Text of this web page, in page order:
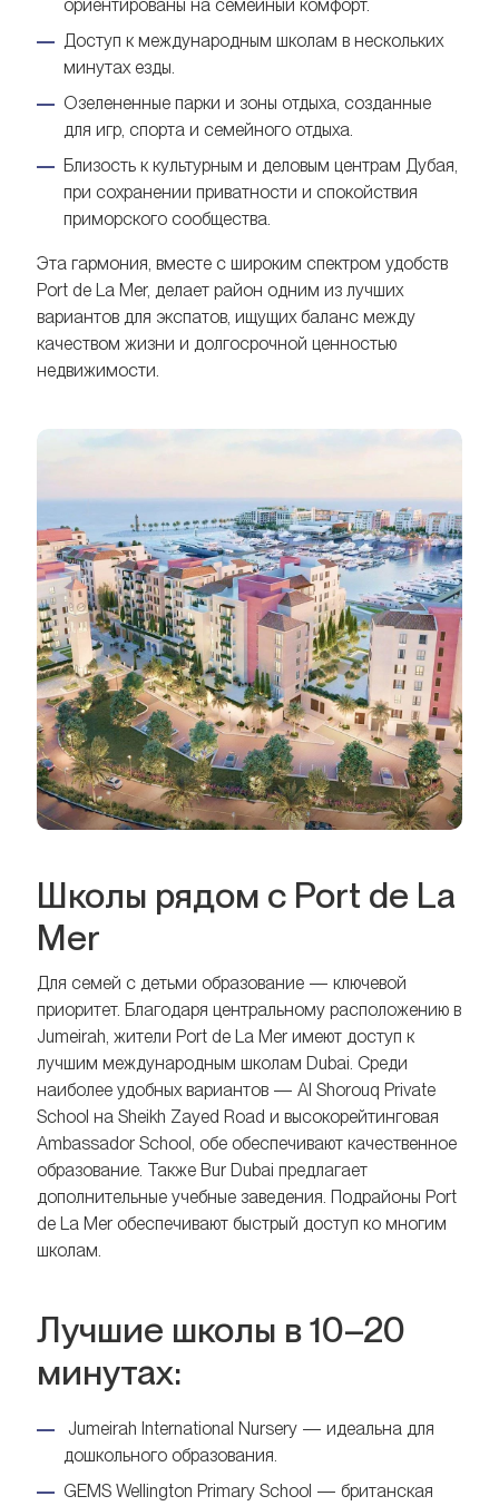
ориентированы на семейный комфорт.
Доступ к международным школам в нескольких
минутах езды.
Озелененные парки и зоны отдыха, созданные
для игр, спорта и семейного отдыха.
Близость к культурным и деловым центрам Дубая,
при сохранении приватности и спокойствия
приморского сообщества.
Эта гармония, вместе с широким спектром удобств
Port de La Mer, делает район одним из лучших
вариантов для экспатов, ищущих баланс между
качеством жизни и долгосрочной ценностью
недвижимости.
Школы рядом с Port de La
Mer
Для семей с детьми образование — ключевой
приоритет. Благодаря центральному расположению в
Jumeirah, жители Port de La Mer имеют доступ к
лучшим международным школам Dubai. Среди
наиболее удобных вариантов — Al Shorouq Private
School на Sheikh Zayed Road и высокорейтинговая
Ambassador School, обе обеспечивают качественное
образование. Также Bur Dubai предлагает
дополнительные учебные заведения. Подрайоны Port
de La Mer обеспечивают быстрый доступ ко многим
школам.
Лучшие школы в 10–20
минутах:
Jumeirah International Nursery — идеальна для
дошкольного образования.
GEMS Wellington Primary School — британская